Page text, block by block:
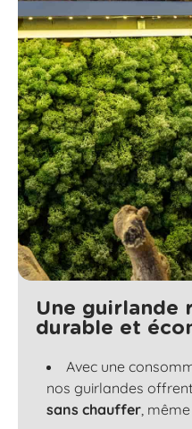
Une guirlande
durable et
Avec une
nos guirlandes
sans chauffer,